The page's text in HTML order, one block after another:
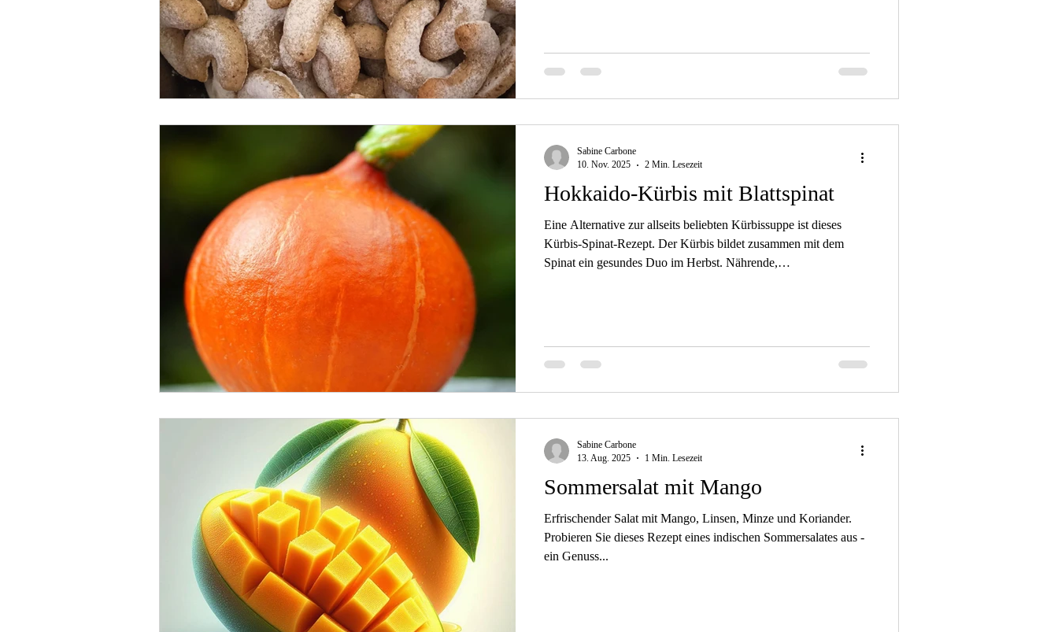
Hokkaido-Kürbis mit Blattspinat
Eine Alternative zur allseits beliebten Kürbissuppe ist dieses
Kürbis-Spinat-Rezept. Der Kürbis bildet zusammen mit dem
Spinat ein gesundes Duo im Herbst. Nährende,
Sabine Carbone
10. Nov. 2025
2 Min. Lesezeit
Sommersalat mit Mango
Erfrischender Salat mit Mango, Linsen, Minze und Koriander.
Probieren Sie dieses Rezept eines indischen Sommersalates aus -
ein Genuss...
Sabine Carbone
13. Aug. 2025
1 Min. Lesezeit